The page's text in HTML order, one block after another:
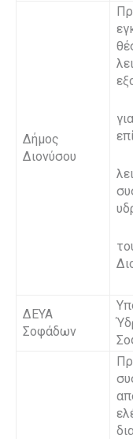
Δήμος
Διονύσου
ΔΕΥΑ
Σοφάδων